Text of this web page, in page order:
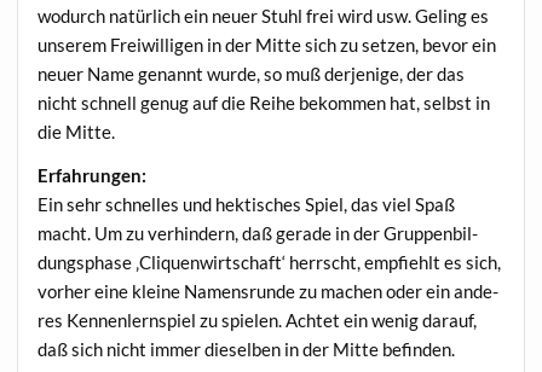
wodurch natür­lich ein neu­er Stuhl frei wird usw. Geling es
unse­rem Frei­wil­li­gen in der Mit­te sich zu set­zen, bevor ein
neu­er Name genannt wur­de, so muß der­je­ni­ge, der das
nicht schnell genug auf die Rei­he bekom­men hat, selbst in
die Mitte.
Erfah­run­gen:
Ein sehr schnel­les und hek­ti­sches Spiel, das viel Spaß
macht. Um zu ver­hin­dern, daß gera­de in der Grup­pen­bil­
dungs­pha­se ‚Cli­quen­wirt­schaft‘ herrscht, emp­fiehlt es sich,
vor­her eine klei­ne Namens­run­de zu machen oder ein ande­
res Ken­nen­lern­spiel zu spie­len. Ach­tet ein wenig dar­auf,
daß sich nicht immer die­sel­ben in der Mit­te befinden.